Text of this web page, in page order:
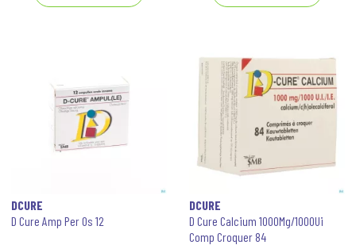
DCURE
D Cure Amp Per Os 12
DCURE
D Cure Calcium 1000Mg/1000Ui
Comp Croquer 84